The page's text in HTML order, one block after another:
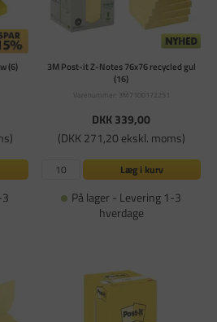
(6)
3M Post-it Z-Notes 76x76 recycled gul
(16)
Varenummer: 3M7100172251
DKK 339,00
(DKK 271,20 ekskl. moms)
Læg i kurv
På lager - Levering 1-3
hverdage